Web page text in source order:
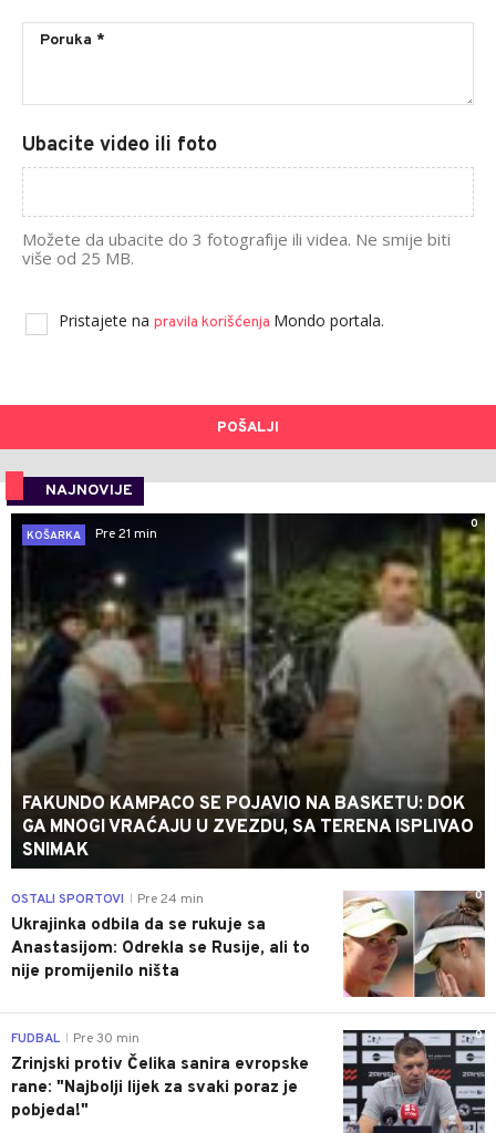
Ubacite video ili foto
Možete da ubacite do 3 fotografije ili videa. Ne smije biti
više od 25 MB.
Pristajete na pravila korišćenja Mondo portala.
POŠALJI
NAJNOVIJE
0
KOŠARKA
Pre 21 min
FAKUNDO KAMPACO SE POJAVIO NA BASKETU: DOK
GA MNOGI VRAĆAJU U ZVEZDU, SA TERENA ISPLIVAO
SNIMAK
0
OSTALI SPORTOVI Pre 24 min
Ukrajinka odbila da se rukuje sa
Anastasijom: Odrekla se Rusije, ali to
nije promijenilo ništa
0
FUDBAL Pre 30 min
Zrinjski protiv Čelika sanira evropske
rane: "Najbolji lijek za svaki poraz je
pobjeda!"